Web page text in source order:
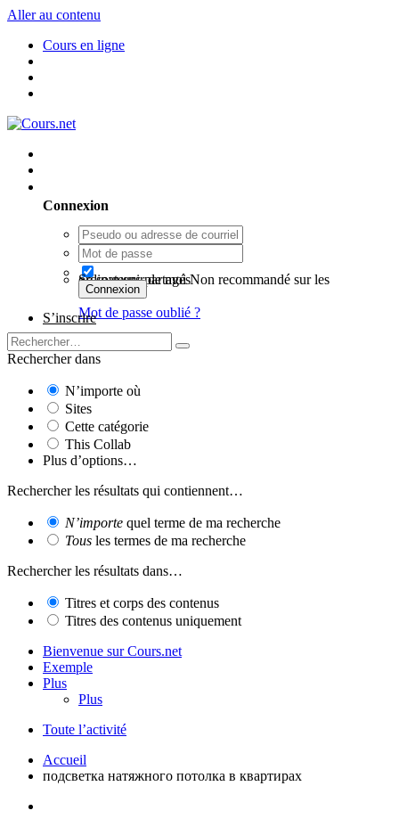
Aller au contenu
Cours en ligne
Connexion
Se souvenir de moi
Non recommandé sur les ordinateurs partagés
Connexion
Mot de passe oublié ?
S’inscrire
Rechercher dans
N’importe où
Sites
Cette catégorie
This Collab
Plus d’options…
Rechercher les résultats qui contiennent…
N’importe quel terme de ma recherche
Tous les termes de ma recherche
Rechercher les résultats dans…
Titres et corps des contenus
Titres des contenus uniquement
Bienvenue sur Cours.net
Exemple
Plus
Plus
Toute l’activité
Accueil
подсветка натяжного потолка в квартирах